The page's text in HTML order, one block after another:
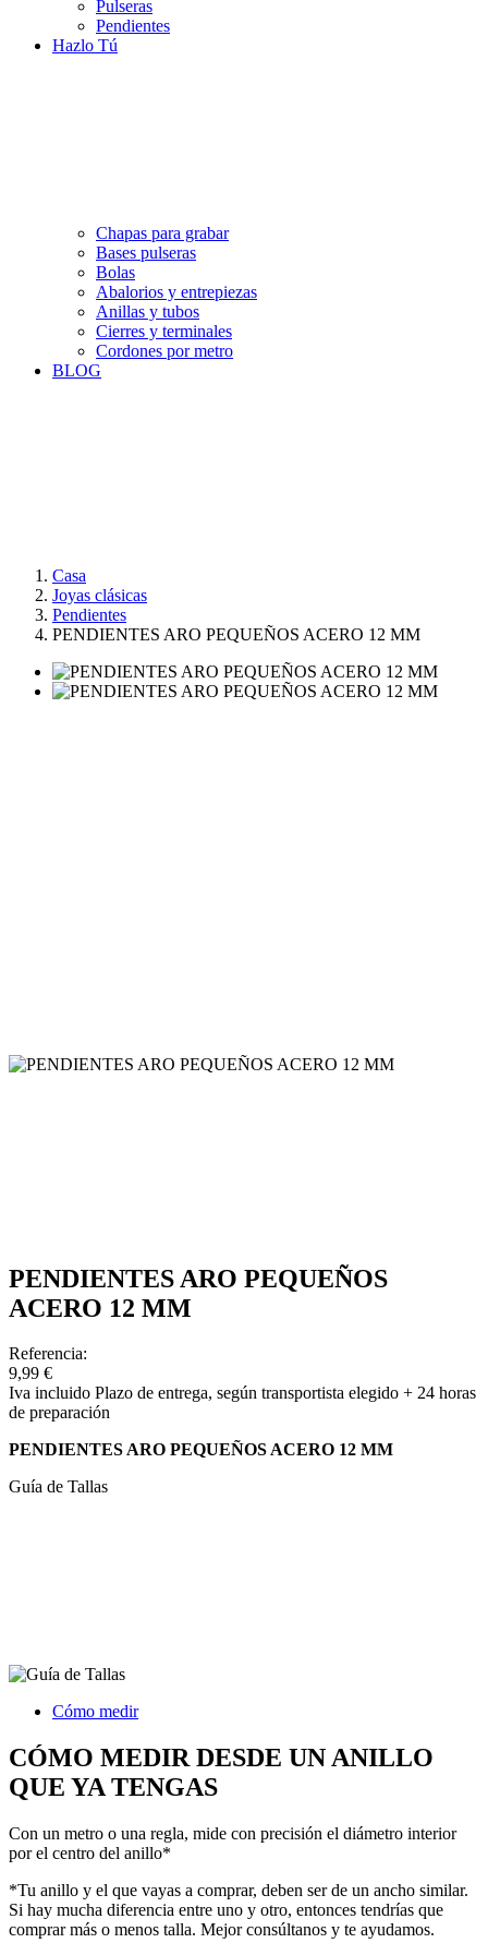
Pulseras
Pendientes
Hazlo Tú
Chapas para grabar
Bases pulseras
Bolas
Abalorios y entrepiezas
Anillas y tubos
Cierres y terminales
Cordones por metro
BLOG
Casa
Joyas clásicas
Pendientes
PENDIENTES ARO PEQUEÑOS ACERO 12 MM
PENDIENTES ARO PEQUEÑOS
ACERO 12 MM
Referencia:
9,99 €
Iva incluido Plazo de entrega, según transportista elegido + 24 horas
de preparación
PENDIENTES ARO PEQUEÑOS ACERO 12 MM
Guía de Tallas
Cómo medir
CÓMO MEDIR DESDE UN ANILLO
QUE YA TENGAS
Con un metro o una regla, mide con precisión el diámetro interior
por el centro del anillo*
*Tu anillo y el que vayas a comprar, deben ser de un ancho similar.
Si hay mucha diferencia entre uno y otro, entonces tendrías que
comprar más o menos talla. Mejor consúltanos y te ayudamos.